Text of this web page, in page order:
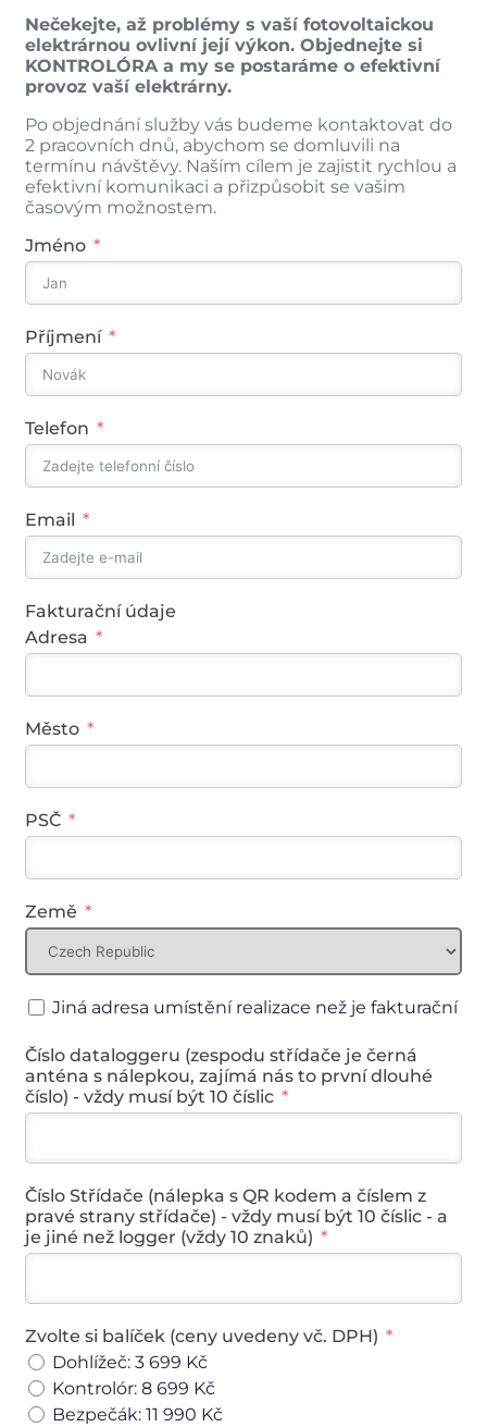
Nečekejte, až problémy s vaší fotovoltaickou
elektrárnou ovlivní její výkon. Objednejte si
KONTROLÓRA a my se postaráme o efektivní
provoz vaší elektrárny.
Po objednání služby vás budeme kontaktovat do
2 pracovních dnů, abychom se domluvili na
termínu návštěvy. Naším cílem je zajistit rychlou a
efektivní komunikaci a přizpůsobit se vašim
časovým možnostem.
Jméno
Příjmení
Telefon
Email
Fakturační údaje
Adresa
Město
PSČ
Země
Jiná adresa umístění realizace než je fakturační
Číslo dataloggeru (zespodu střídače je černá
anténa s nálepkou, zajímá nás to první dlouhé
číslo) - vždy musí být 10 číslic
Číslo Střídače (nálepka s QR kodem a číslem z
pravé strany střídače) - vždy musí být 10 číslic - a
je jiné než logger (vždy 10 znaků)
Zvolte si balíček (ceny uvedeny vč. DPH)
Dohlížeč: 3 699 Kč
Kontrolór: 8 699 Kč
Bezpečák: 11 990 Kč